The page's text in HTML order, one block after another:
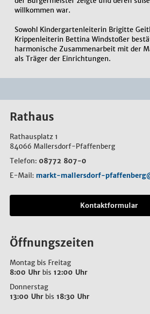
willkommen war.
Sowohl Kindergartenleiterin Brigitte
Krippenleiterin Bettina Windstoßer
harmonische Zusammenarbeit mit der
als Träger der Einrichtungen.
Rathaus
Rathausplatz 1
84066 Mallersdorf-Pfaffenberg
Telefon: 08772 807-0
E-Mail: markt-mallersdorf-
Kontaktformular
Öffnungszeiten
Montag bis Freitag
8:00 Uhr bis 12:00 Uhr
Donnerstag
13:00 Uhr bis 18:30 Uhr